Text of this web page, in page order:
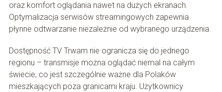
oraz komfort oglądania nawet na dużych ekranach.
Optymalizacja serwisów streamingowych zapewnia
płynne odtwarzanie niezależnie od wybranego urządzenia.
Dostępność TV Trwam nie ogranicza się do jednego
regionu – transmisje można oglądać niemal na całym
świecie, co jest szczególnie ważne dla Polaków
mieszkających poza granicami kraju. Użytkownicy